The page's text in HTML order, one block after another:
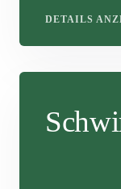
DETAILS